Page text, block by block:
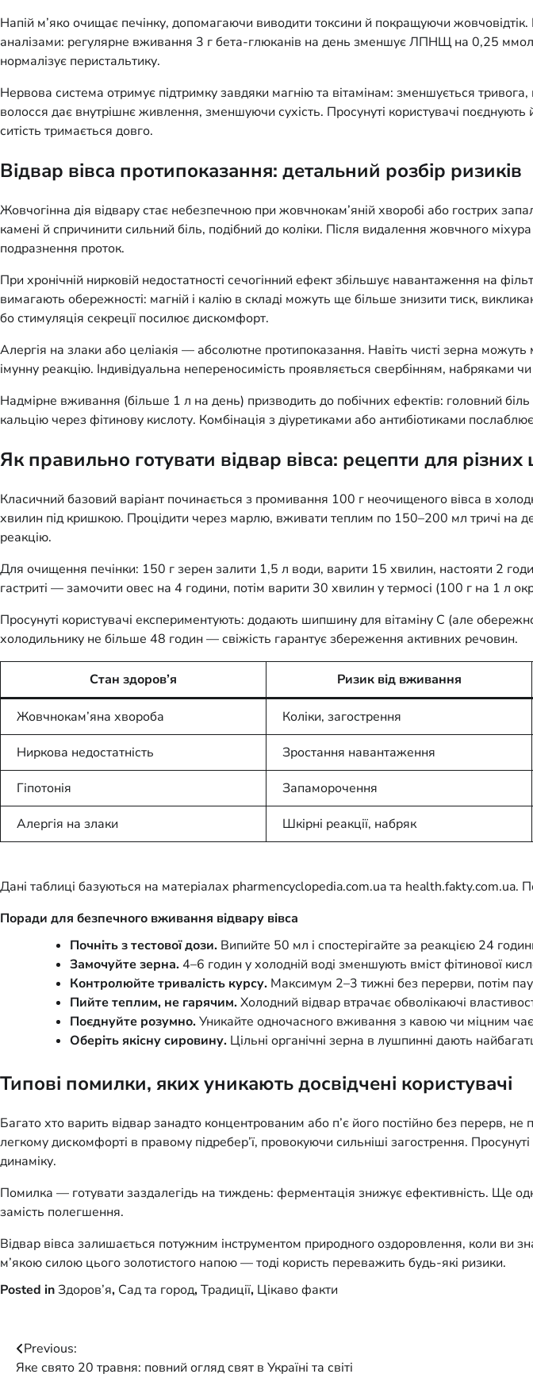
Напій м’яко очищає печінку, допомагаючи виводити токсини й покращуючи
аналізами: регулярне вживання 3 г бета-глюканів на день зменшує ЛПНЩ на 0,25
нормалізує перистальтику.
Нервова система отримує підтримку завдяки магнію та вітамінам: зменшується
волосся дає внутрішнє живлення, зменшуючи сухість. Просунуті користувачі
ситість тримається довго.
Відвар вівса протипоказання: детальний розбір ризиків
Жовчогінна дія відвару стає небезпечною при жовчнокам’яній хворобі або гострих
камені й спричинити сильний біль, подібний до коліки. Після видалення жовчного
подразнення проток.
При хронічній нирковій недостатності сечогінний ефект збільшує навантаження на
вимагають обережності: магній і калію в складі можуть ще більше знизити тиск,
бо стимуляція секреції посилює дискомфорт.
Алергія на злаки або целіакія — абсолютне протипоказання. Навіть чисті зерна
імунну реакцію. Індивідуальна непереносимість проявляється свербінням, набряками
Надмірне вживання (більше 1 л на день) призводить до побічних ефектів: головний
кальцію через фітинову кислоту. Комбінація з діуретиками або антибіотиками
Як правильно готувати відвар вівса: рецепти для різних
Класичний базовий варіант починається з промивання 100 г неочищеного вівса в
хвилин під кришкою. Процідити через марлю, вживати теплим по 150–200 мл тричі на
реакцію.
Для очищення печінки: 150 г зерен залити 1,5 л води, варити 15 хвилин, настояти 2
гастриті — замочити овес на 4 години, потім варити 30 хвилин у термосі (100 г на 1 л
Просунуті користувачі експериментують: додають шипшину для вітаміну C (але
холодильнику не більше 48 годин — свіжість гарантує збереження активних речовин.
Стан здоров’я Ризик від вживання
Жовчнокам’яна хвороба Коліки, загострення
Ниркова недостатність Зростання навантаження
Гіпотонія Запаморочення
Алергія на злаки Шкірні реакції, набряк
Дані таблиці базуються на матеріалах pharmencyclopedia.com.ua та health.fakty.com.ua.
Поради для безпечного вживання відвару вівса
Почніть з тестової дози. Випийте 50 мл і спостерігайте за реакцією 24
Замочуйте зерна. 4–6 годин у холодній воді зменшують вміст фітинової
Контролюйте тривалість курсу. Максимум 2–3 тижні без перерви, потім
Пийте теплим, не гарячим.Холодний відвар втрачає обволікаючі
Поєднуйте розумно.Уникайте одночасного вживання з кавою чи міцним
Оберіть якісну сировину. Цільні органічні зерна в лушпинні дають
Типові помилки, яких уникають досвідчені користувачі
Багато хто варить відвар занадто концентрованим або п’є його постійно без перерв,
легкому дискомфорті в правому підребер’ї, провокуючи сильніші загострення.
динаміку.
Помилка — готувати заздалегідь на тиждень: ферментація знижує ефективність. Ще
замість полегшення.
Відвар вівса залишається потужним інструментом природного оздоровлення, коли ви
м’якою силою цього золотистого напою — тоді користь переважить будь-які ризики.
Posted inЗдоров’я, Сад та город,Традиції, Цікаво факти
Post
Previous:
Яке свято 20 травня: повний огляд свят в Україні та світі